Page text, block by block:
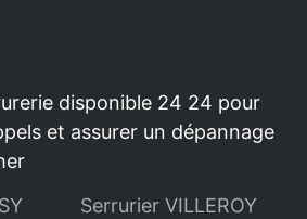
disponible 24 24 pour
et assurer un dépannage
Serrurier VILLEROY